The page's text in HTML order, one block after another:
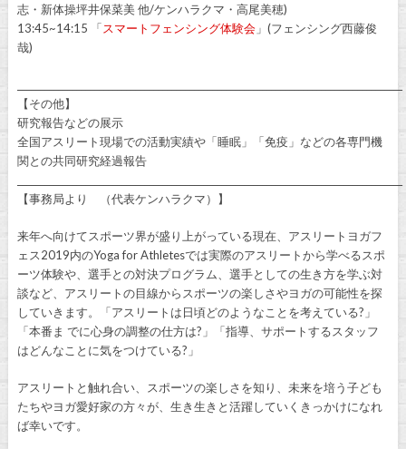
志・新体操坪井保菜美 他/ケンハラクマ・高尾美穂)
13:45~14:15 「スマートフェンシング体験会」(フェンシング西藤俊
哉)
【その他】
研究報告などの展示
全国アスリート現場での活動実績や「睡眠」「免疫」などの各専門機
関との共同研究経過報告
【事務局より （代表ケンハラクマ）】
来年へ向けてスポーツ界が盛り上がっている現在、アスリートヨガフ
ェス2019内のYoga for Athletesでは実際のアスリートから学べるスポ
ーツ体験や、選手との対決プログラム、選手としての生き方を学ぶ対
談など、アスリートの目線からスポーツの楽しさやヨガの可能性を探
していきます。「アスリートは日頃どのようなことを考えている?」
「本番ま でに心身の調整の仕方は?」「指導、サポートするスタッフ
はどんなことに気をつけている?」
アスリートと触れ合い、スポーツの楽しさを知り、未来を培う子ども
たちやヨガ愛好家の方々が、生き生きと活躍していくきっかけになれ
ば幸いです。